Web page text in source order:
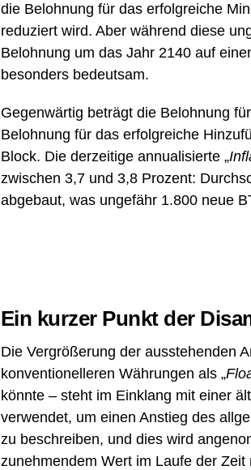
die Belohnung für das erfolgreiche
reduziert wird. Aber während diese
Belohnung um das Jahr 2140 auf
besonders bedeutsam.
Gegenwärtig beträgt die Belohnung
Belohnung für das erfolgreiche
Block. Die derzeitige annualisierte „
zwischen 3,7 und 3,8 Prozent:
abgebaut, was ungefähr 1.800 neue
Ein kurzer Punkt der
Die Vergrößerung der ausstehenden
konventionelleren Währungen als „
könnte – steht im Einklang mit einer
verwendet, um einen Anstieg des
zu beschreiben, und dies wird
zunehmendem Wert im Laufe der